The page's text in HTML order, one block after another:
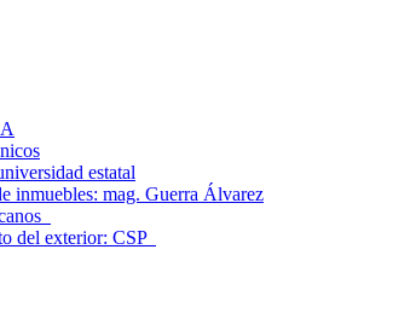
estatal
inmuebles: mag. Guerra Álvarez
del exterior: CSP